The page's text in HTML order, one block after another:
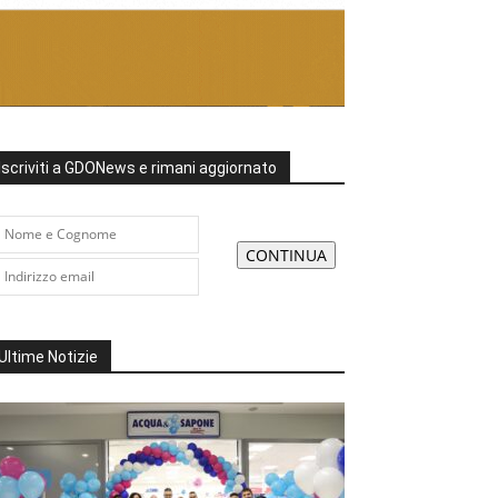
a GDONews e rimani aggiornato
Notizie